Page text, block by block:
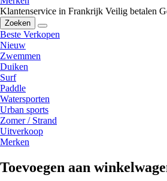
Klantenservice in Frankrijk Veilig betalen
Zoeken
Beste Verkopen
Nieuw
Zwemmen
Duiken
Surf
Paddle
Watersporten
Urban sports
Zomer / Strand
Uitverkoop
Merken
Toevoegen aan